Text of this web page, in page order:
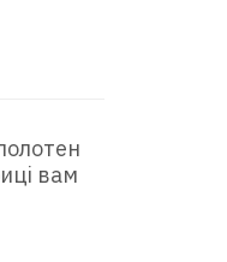
вам